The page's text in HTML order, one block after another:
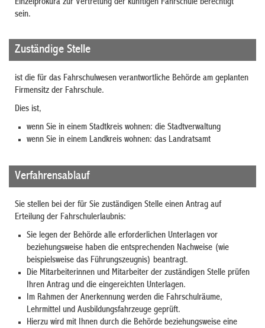
Einzelprokura zur Vertretung der künftigen Fahrschule berechtigt
sein.
Zuständige Stelle
ist die für das Fahrschulwesen verantwortliche Behörde am geplanten
Firmensitz der Fahrschule.
Dies ist,
wenn Sie in einem Stadtkreis wohnen: die Stadtverwaltung
wenn Sie in einem Landkreis wohnen: das Landratsamt
Verfahrensablauf
Sie stellen bei der für Sie zuständigen Stelle einen Antrag auf
Erteilung der Fahrschulerlaubnis:
Sie legen der Behörde alle erforderlichen Unterlagen vor
beziehungsweise haben die entsprechenden Nachweise (wie
beispielsweise das Führungszeugnis) beantragt.
Die Mitarbeiterinnen und Mitarbeiter der zuständigen Stelle prüfen
Ihren Antrag und die eingereichten Unterlagen.
Im Rahmen der Anerkennung werden die Fahrschulräume,
Lehrmittel und Ausbildungsfahrzeuge geprüft.
Hierzu wird mit Ihnen durch die Behörde beziehungsweise eine